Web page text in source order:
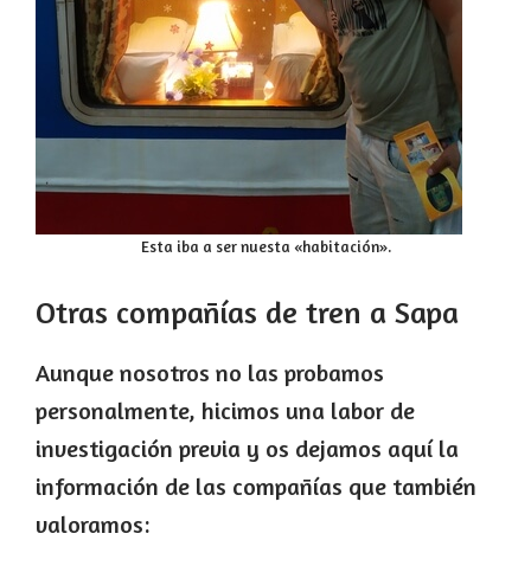
Esta iba a ser nuesta «habitación».
Otras compañías de tren a Sapa
Aunque nosotros no las probamos
personalmente, hicimos una labor de
investigación previa y os dejamos aquí la
información de las compañías que también
valoramos: